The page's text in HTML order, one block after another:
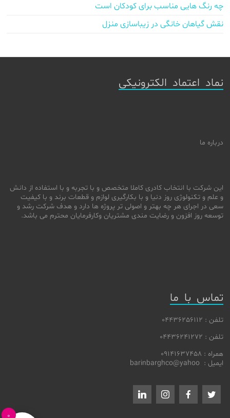
چه رنگ هایی مناسب برای کودکان است
نقش گیاهان خانگی در زیباسازی منزل
نماد اعتماد الکترونیکی
درباره ما
این شرکت با انتخاب کادری کاملا متخصص و با تجربه و با استفاده از دانش
و علم و تکنولوژی روز دنیا و با بکارگیری لوازم و قطعات برند و با کیفیت
سعی در اجرای هر چه بهتر و اصولی تر پروژه ها دارد و هدف شرکت رشد و
توسعه روز افزون و رضایت مندی مشتریان وکارفرمایان محترم می باشد.
تماس با ما
تلفن : 04436256112
تلفن : 04436241272
همراه : 09141637458
ایمیل : barinbarghco@yahoo
0